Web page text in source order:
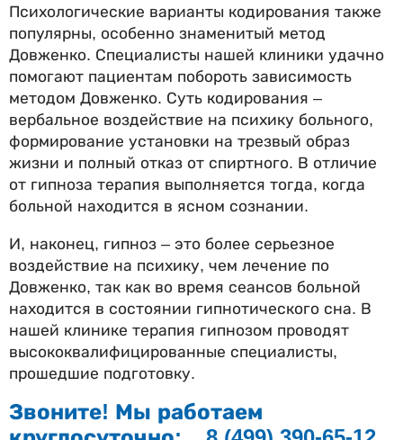
Психологические варианты кодирования также
популярны, особенно знаменитый метод
Довженко. Специалисты нашей клиники удачно
помогают пациентам побороть зависимость
методом Довженко. Суть кодирования –
вербальное воздействие на психику больного,
формирование установки на трезвый образ
жизни и полный отказ от спиртного. В отличие
от гипноза терапия выполняется тогда, когда
больной находится в ясном сознании.
И, наконец, гипноз – это более серьезное
воздействие на психику, чем лечение по
Довженко, так как во время сеансов больной
находится в состоянии гипнотического сна. В
нашей клинике терапия гипнозом проводят
высококвалифицированные специалисты,
прошедшие подготовку.
Звоните! Мы работаем